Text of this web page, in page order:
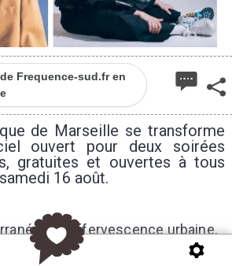
Frequence-sud.fr en
de Marseille se transforme
ouvert pour deux soirées
gratuites et ouvertes à tous
16 août.
et effervescence urbaine,
d’artistes talentueux dans un